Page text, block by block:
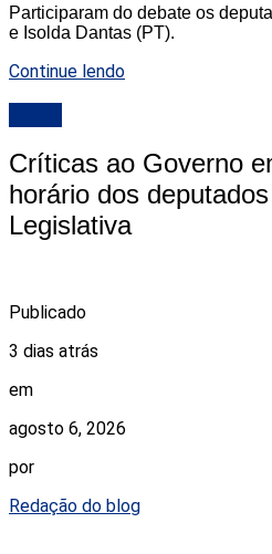
Participaram do debate os
e Isolda Dantas (PT).
Continue lendo
Críticas ao Governo
horário dos
Legislativa
Publicado
3 dias atrás
em
agosto 6, 2026
por
Redação do blog